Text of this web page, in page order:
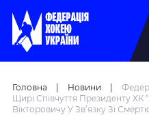
Головна Новини
Щирі Співчуття Президенту ХК
Вікторовичу У Зв’язку Зі